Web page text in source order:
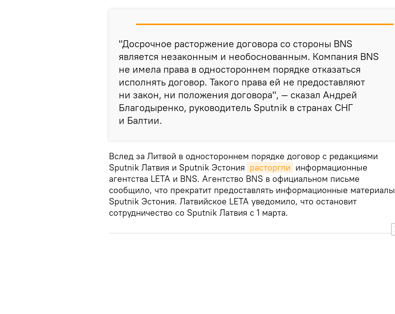
"Досрочное расторжение договора со стороны BNS
является незаконным и необоснованным. Компания BNS
не имела права в одностороннем порядке отказаться
исполнять договор. Такого права ей не предоставляют
ни закон, ни положения договора", — сказал Андрей
Благодыренко, руководитель Sputnik в странах СНГ
и Балтии.
Вслед за Литвой в одностороннем порядке договор с редакциями
Sputnik Латвия и Sputnik Эстония расторгли информационные
агентства LETA и BNS. Агентство BNS в официальном письме
сообщило, что прекратит предоставлять информационные материалы
Sputnik Эстония. Латвийское LETA уведомило, что остановит
сотрудничество со Sputnik Латвия с 1 марта.